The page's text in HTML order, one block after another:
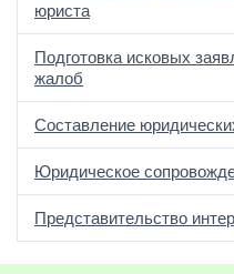
юриста
Подготовка исковых
жалоб
Составление
Юридическое
Представительство